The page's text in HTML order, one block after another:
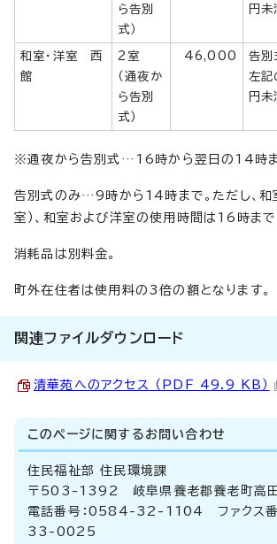
ら告別
式）
円未
和室・洋室 西
館
2室
（通夜か
ら告別
式）
46,000
告別
左記
円未
※通夜から告別式…16時から翌日の14時ま
告別式のみ…9時から14時まで。ただし、和
室）、和室および洋室の使用時間は16時まで
消耗品は別料金。
町外在住者は使用料の3倍の額となります。
関連ファイルダウンロード
清華苑へのアクセス （PDF 49.9 KB）
このページに関する お問い合わせ
住民福祉部 住民環境課
〒503-1392 岐阜県養老郡養老町高
電話番号：0584-32-1104 ファクス
33-0025